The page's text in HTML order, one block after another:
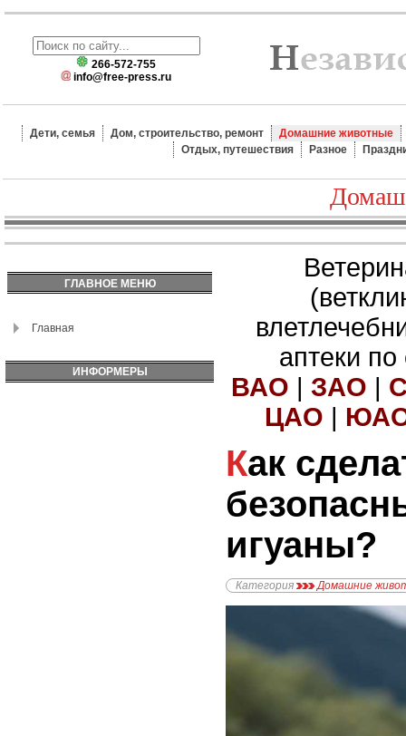
266-572-755
info@free-press.ru
Дети, семья Дом, строительство, ремонт
Домашние животные
Отдых, путешествия
Разное
ГЛАВНОЕ МЕНЮ
Главная
ИНФОРМЕРЫ
аптеки
ВАО | ЗАО |
ЦАО |
Как сделать
игуаны?
Категория Домашние